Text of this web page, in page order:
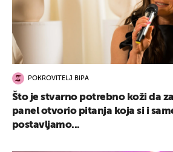
POKROVITELJ BIPA
Što je stvarno potrebno koži da
panel otvorio pitanja koja si i
postavljamo...